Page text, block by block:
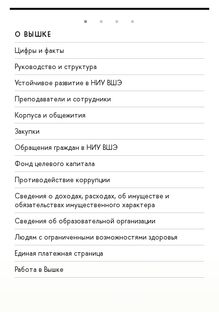
О ВЫШКЕ
Цифры и факты
Руководство и структура
Устойчивое развитие в НИУ ВШЭ
Преподаватели и сотрудники
Корпуса и общежития
Закупки
Обращения граждан в НИУ ВШЭ
Фонд целевого капитала
Противодействие коррупции
Сведения о доходах, расходах, об имуществе и
обязательствах имущественного характера
Сведения об образовательной организации
Людям с ограниченными возможностями здоровья
Единая платежная страница
Работа в Вышке